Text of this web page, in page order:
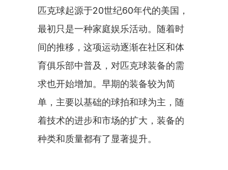
匹克球起源于20世纪60年代的美国，
最初只是一种家庭娱乐活动。随着时
间的推移，这项运动逐渐在社区和体
育俱乐部中普及，对匹克球装备的需
求也开始增加。早期的装备较为简
单，主要以基础的球拍和球为主，随
着技术的进步和市场的扩大，装备的
种类和质量都有了显著提升。